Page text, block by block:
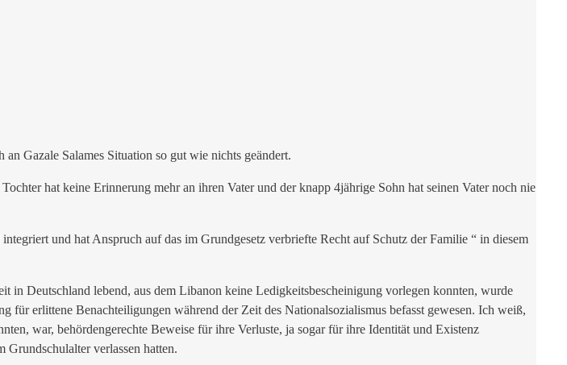
Gazale Salames Situation so gut wie nichts geändert.
hat keine Erinnerung mehr an ihren Vater und der knapp 4jährige Sohn hat seinen Vater noch nie
und hat Anspruch auf das im Grundgesetz verbriefte Recht auf Schutz der Familie “ in diesem
Deutschland lebend, aus dem Libanon keine Ledigkeitsbescheinigung vorlegen konnten, wurde
erlittene Benachteiligungen während der Zeit des Nationalsozialismus befasst gewesen. Ich weiß,
war, behördengerechte Beweise für ihre Verluste, ja sogar für ihre Identität und Existenz
verlassen hatten.